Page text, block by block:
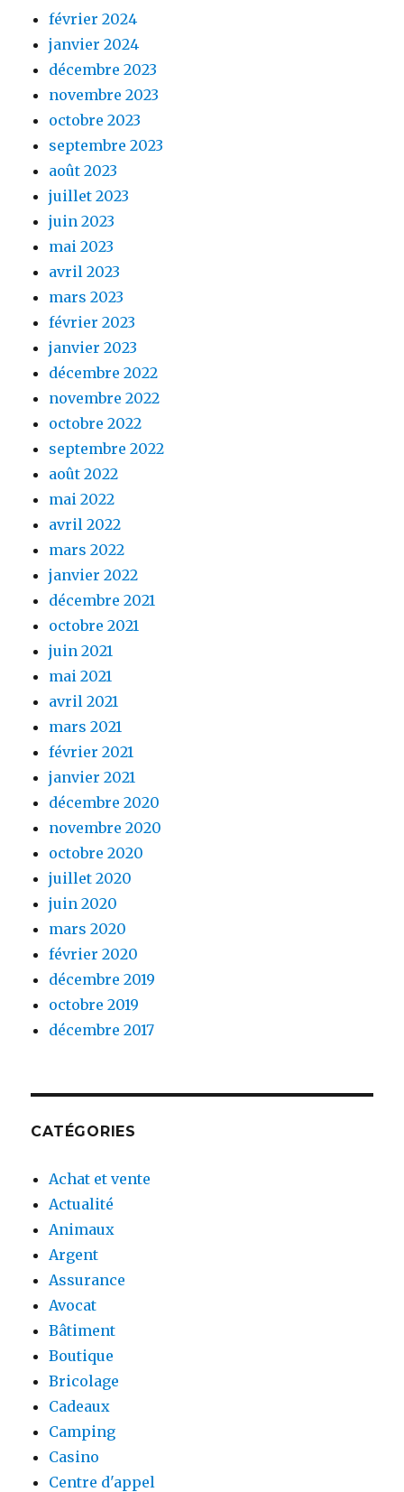
février 2024
janvier 2024
décembre 2023
novembre 2023
octobre 2023
septembre 2023
août 2023
juillet 2023
juin 2023
mai 2023
avril 2023
mars 2023
février 2023
janvier 2023
décembre 2022
novembre 2022
octobre 2022
septembre 2022
août 2022
mai 2022
avril 2022
mars 2022
janvier 2022
décembre 2021
octobre 2021
juin 2021
mai 2021
avril 2021
mars 2021
février 2021
janvier 2021
décembre 2020
novembre 2020
octobre 2020
juillet 2020
juin 2020
mars 2020
février 2020
décembre 2019
octobre 2019
décembre 2017
CATÉGORIES
Achat et vente
Actualité
Animaux
Argent
Assurance
Avocat
Bâtiment
Boutique
Bricolage
Cadeaux
Camping
Casino
Centre d'appel